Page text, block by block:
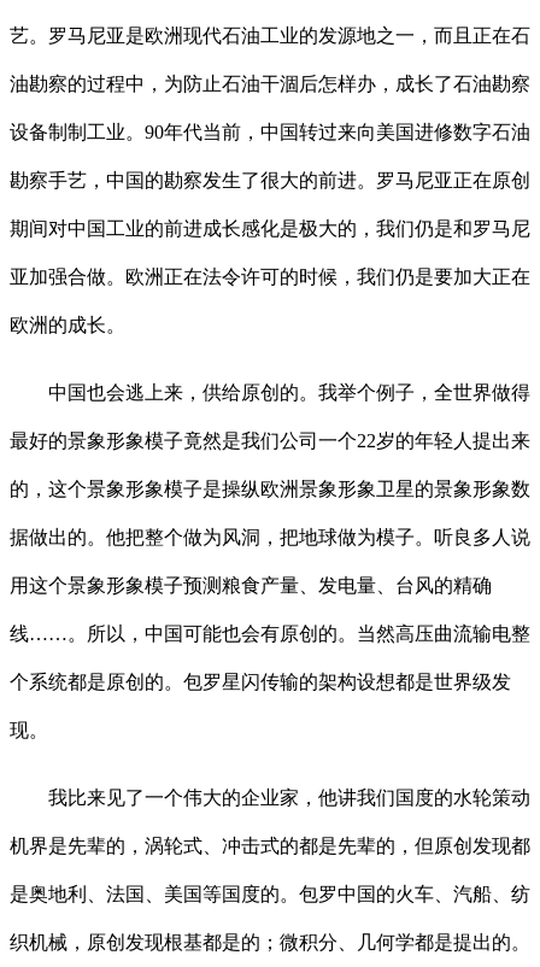
艺。罗马尼亚是欧洲现代石油工业的发源地之一，而且正在石
油勘察的过程中，为防止石油干涸后怎样办，成长了石油勘察
设备制制工业。90年代当前，中国转过来向美国进修数字石油
勘察手艺，中国的勘察发生了很大的前进。罗马尼亚正在原创
期间对中国工业的前进成长感化是极大的，我们仍是和罗马尼
亚加强合做。欧洲正在法令许可的时候，我们仍是要加大正在
欧洲的成长。
中国也会逃上来，供给原创的。我举个例子，全世界做得
最好的景象形象模子竟然是我们公司一个22岁的年轻人提出来
的，这个景象形象模子是操纵欧洲景象形象卫星的景象形象数
据做出的。他把整个做为风洞，把地球做为模子。听良多人说
用这个景象形象模子预测粮食产量、发电量、台风的精确
线……。所以，中国可能也会有原创的。当然高压曲流输电整
个系统都是原创的。包罗星闪传输的架构设想都是世界级发
现。
我比来见了一个伟大的企业家，他讲我们国度的水轮策动
机界是先辈的，涡轮式、冲击式的都是先辈的，但原创发现都
是奥地利、法国、美国等国度的。包罗中国的火车、汽船、纺
织机械，原创发现根基都是的；微积分、几何学都是提出的。